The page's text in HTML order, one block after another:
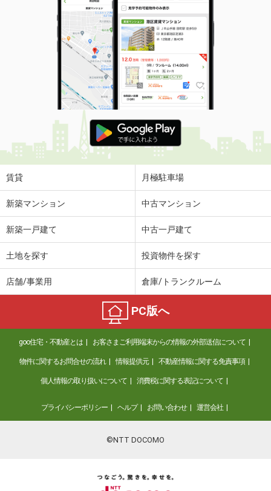
賃貸 月極駐車場
新築マンション 中古マンション
新築一戸建て 中古一戸建て
土地を探す 投資物件を探す
店舗/事業用 倉庫/トランクルーム
PC版へ
goo住宅・不動産とは お客さまご利用端末からの情報の外部送信について
物件に関するお問合せの流れ 情報提供元 不動産情報に関する免責事項
個人情報の取り扱いについて 消費税に関する表記について
プライバシーポリシー ヘルプ お問い合わせ 運営会社
©NTT DOCOMO